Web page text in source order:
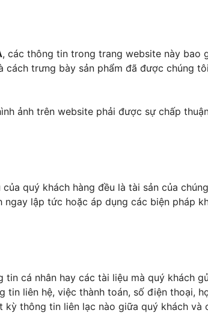
, các thông tin trong trang website này bao
cách trưng bày sản phẩm đã được chúng
ảnh trên website phải được sự chấp
quý khách hàng đều là tài sản của
lập tức hoặc áp dụng các biện pháp
cá nhân hay các tài liệu mà quý khách
liên hệ, việc thành toán, số điện thoại,
thông tin liên lạc nào giữa quý khách và